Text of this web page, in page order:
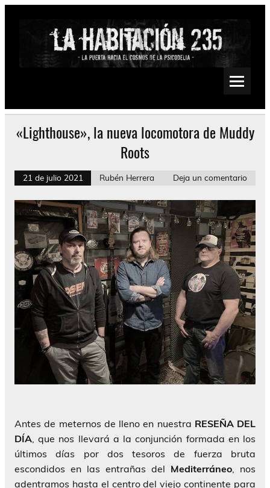
Saltar
Psychedelic, Stoner, Doom, Sludge, Fuzz, Space, Drone
«Lighthouse», la nueva locomotora de Muddy
Roots
21 de julio 2021 Rubén Herrera Deja un comentario
Antes de meternos de lleno en nuestra RESEÑA DEL
DÍA, que nos llevará a la conjunción formada en los
últimos días por dos tesoros de fuerza bruta
escondidos en las entrañas del Mediterráneo, nos
adentramos hasta el centro del viejo continente para